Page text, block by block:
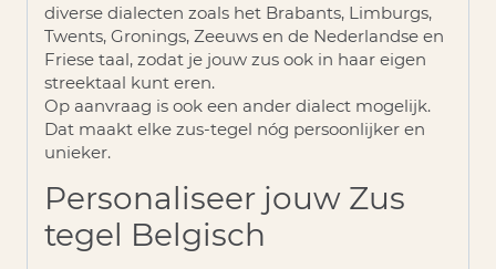
diverse dialecten zoals het Brabants, Limburgs,
Twents, Gronings, Zeeuws en de Nederlandse en
Friese taal, zodat je jouw zus ook in haar eigen
streektaal kunt eren.
Op aanvraag is ook een ander dialect mogelijk.
Dat maakt elke zus-tegel nóg persoonlijker en
unieker.
Personaliseer jouw Zus
tegel Belgisch